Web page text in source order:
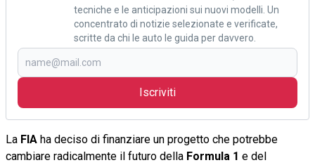
tecniche e le anticipazioni sui nuovi modelli. Un
concentrato di notizie selezionate e verificate,
scritte da chi le auto le guida per davvero.
Iscriviti
La FIA ha deciso di finanziare un progetto che potrebbe
cambiare radicalmente il futuro della Formula 1 e del